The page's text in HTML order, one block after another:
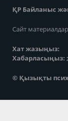
ҚР Байланыс
Сайт
Хат жазыңыз:
Хабарласыңыз: ;
© Қызықты